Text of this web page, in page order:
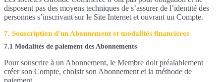
disposent pas des moyens techniques de s’assurer de l’identité des
personnes s’inscrivant sur le Site Internet et ouvrant un Compte.
7. Souscription d’un Abonnement et modalités financières
7.1 Modalités de paiement des Abonnements
Pour souscrire à un Abonnement, le Membre doit préalablement
créer son Compte, choisir son Abonnement et la méthode de
paiement.